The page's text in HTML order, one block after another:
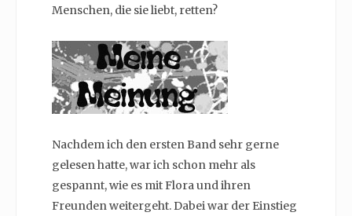
Menschen, die sie liebt, retten?
Nachdem ich den ersten Band sehr gerne
gelesen hatte, war ich schon mehr als
gespannt, wie es mit Flora und ihren
Freunden weitergeht. Dabei war der Einstieg